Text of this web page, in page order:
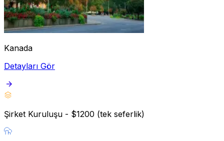
Kanada
Detayları Gör
Şirket Kuruluşu - $1200 (tek seferlik)